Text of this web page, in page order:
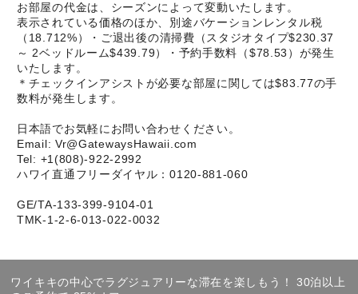
お部屋の代金は、シーズンによって変動いたします。
表示されている価格のほか、別途バケーションレンタル税
（18.712%）・ご退出後の清掃費（スタジオタイプ$230.37
～ 2ベッドルーム$439.79）・予約手数料（$78.53）が発生
いたします。
＊チェックインアシストが必要な部屋に関しては$83.77の手
数料が発生します。
日本語でお気軽にお問い合わせください。
Email: Vr@GatewaysHawaii.com
Tel: +1(808)-922-2992
ハワイ直通フリーダイヤル：0120-881-060
GE/TA-133-399-9104-01
TMK-1-2-6-013-022-0032
ワイキキの中心でラグジュアリーな滞在を楽しもう！ 30泊以上